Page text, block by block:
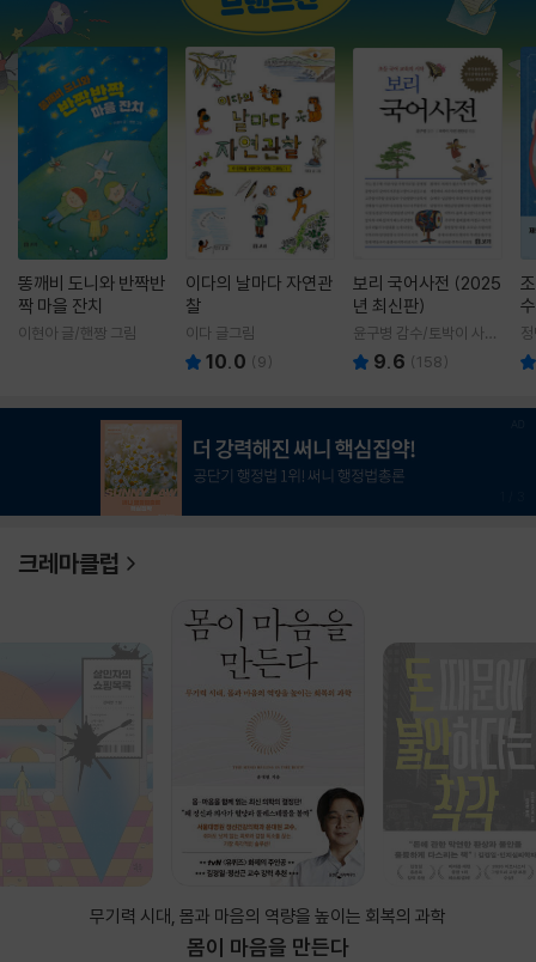
똥깨비 도니와 반짝반
짝 마을 잔치
이현아 글/핸짱 그림
이다의 날마다 자연관
찰
이다 글그림
10.0 (9)
보리 국어사전 (2025
년 최신판)
윤구병 감수/토박이 사전
편찬실 편
9.6 (158)
크레마클럽
무기력 시대, 몸과 마음의 역량을 높이는 회복의 과학
몸이 마음을 만든다